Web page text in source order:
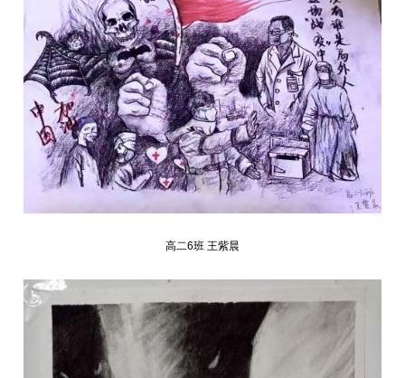
高二6班 王紫晨